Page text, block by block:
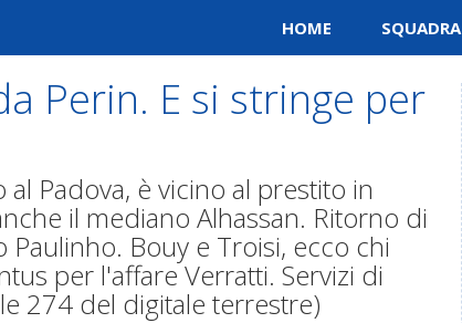
HOME SQUADRA
Perin. E si stringe per
Padova, è vicino al prestito in
il mediano Alhassan. Ritorno di
Bouy e Troisi, ecco chi
per l'affare Verratti. Servizi di
274 del digitale terrestre)